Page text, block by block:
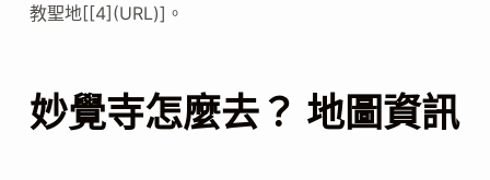
教聖地[[4](URL)]。
妙覺寺怎麼去？ 地圖資訊